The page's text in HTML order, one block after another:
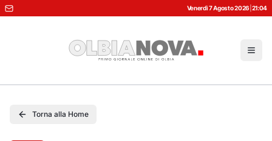
Venerdì 7 Agosto 2026 21:04
Torna alla Home